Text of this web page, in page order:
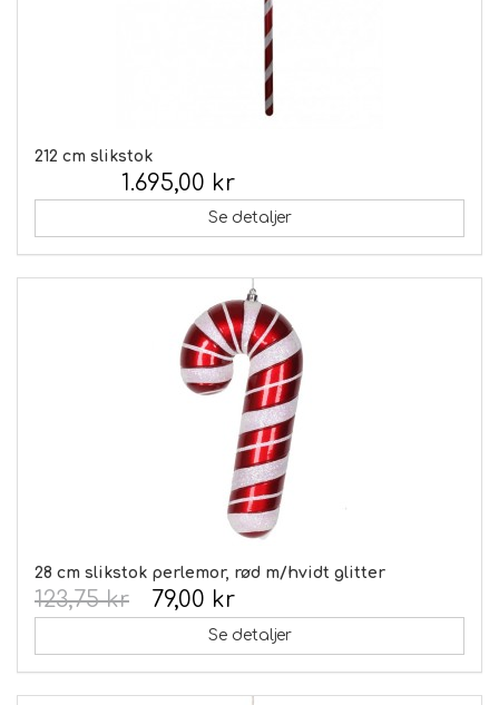
212 cm slikstok
1.695,00 kr
Se detaljer
28 cm slikstok perlemor, rød m/hvidt glitter
79,00 kr
123,75 kr
Se detaljer